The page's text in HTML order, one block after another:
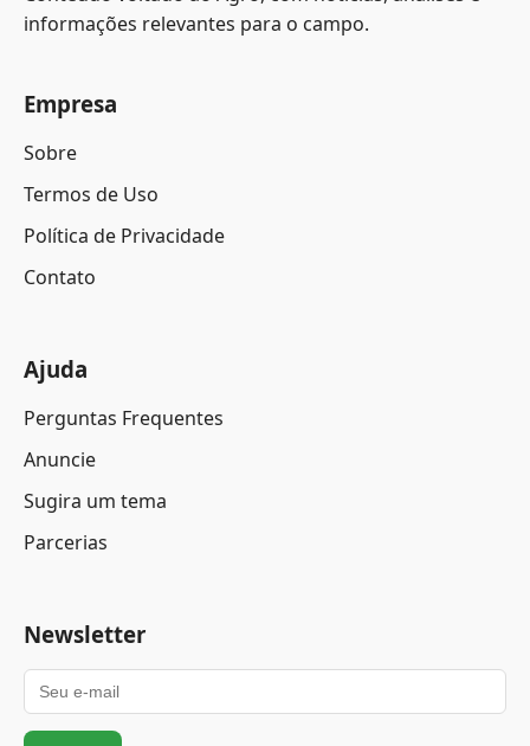
informações relevantes para o campo.
Empresa
Sobre
Termos de Uso
Política de Privacidade
Contato
Ajuda
Perguntas Frequentes
Anuncie
Sugira um tema
Parcerias
Newsletter